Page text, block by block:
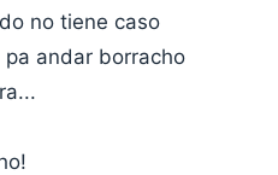
no tiene caso
andar borracho